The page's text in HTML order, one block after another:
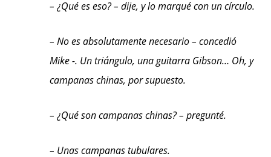
– ¿Qué es eso? – dije, y lo marqué con un círculo.
– No es absolutamente necesario – concedió
Mike -. Un triángulo, una guitarra Gibson… Oh, y
campanas chinas, por supuesto.
– ¿Qué son campanas chinas? – pregunté.
– Unas campanas tubulares.